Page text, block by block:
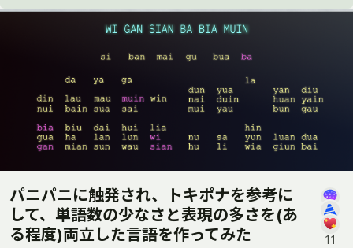
パニパニに触発され、トキポナを参考に
して、単語数の少なさと表現の多さを(あ
る程度)両立した言語を作ってみた
11